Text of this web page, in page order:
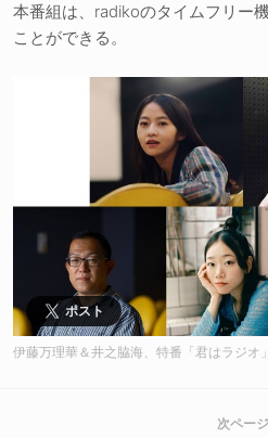
本番組は、radikoのタイムフリー
ことができる。
ポスト
伊藤万理華＆井之脇海、特番「君はラジオ
次ページ